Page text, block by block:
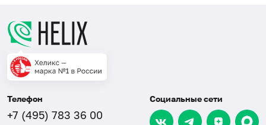
Телефон
+7 (495) 783 36 00
Социальные сети